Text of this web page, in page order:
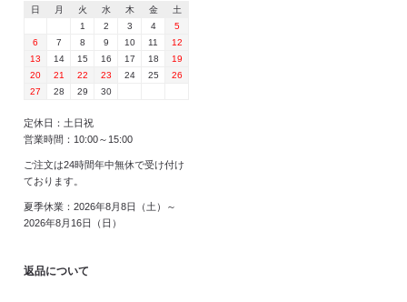
日 月 火 水 木 金
土
1
2 3 4
5
6
7 8 9 10 11
12
13
14 15 16 17 18
19
20
21 22 23 24 25
26
27
28 29 30
定休日：土日祝
営業時間：10:00～15:00
ご注文は24時間年中無休で受け付け
ております。
夏季休業：2026年8月8日（土）～
2026年8月16日（日）
返品について